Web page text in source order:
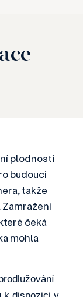
plodnosti
budoucí
takže
Zamražení
čeká
mohla